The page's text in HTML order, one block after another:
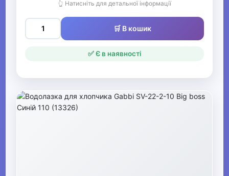
Взуття
▶ Офіс, школа, книги
👆 Натисніть для детальної інформації
🛒 В кошик
✅ Є в наявності